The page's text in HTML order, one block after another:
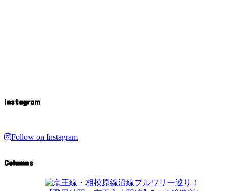
Instagram
Follow on Instagram
Columns